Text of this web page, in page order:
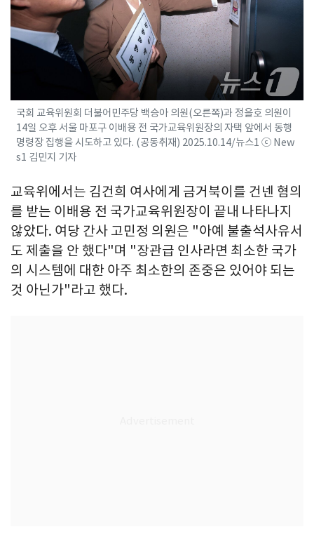
국회 교육위원회 더불어민주당 백승아 의원(오른쪽)과 정을호 의원이
14일 오후 서울 마포구 이배용 전 국가교육위원장의 자택 앞에서 동행
명령장 집행을 시도하고 있다. (공동취재) 2025.10.14/뉴스1 ⓒ New
s1 김민지 기자
교육위에서는 김건희 여사에게 금거북이를 건넨 혐의
를 받는 이배용 전 국가교육위원장이 끝내 나타나지
않았다. 여당 간사 고민정 의원은 "아예 불출석사유서
도 제출을 안 했다"며 "장관급 인사라면 최소한 국가
의 시스템에 대한 아주 최소한의 존중은 있어야 되는
것 아닌가"라고 했다.